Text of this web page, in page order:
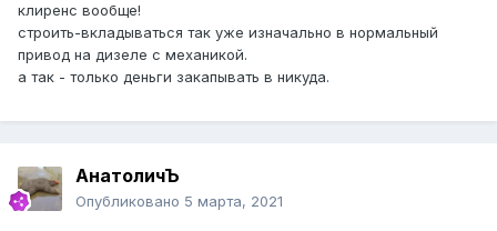
клиренс вообще!
строить-вкладываться так уже изначально в нормальный
привод на дизеле с механикой.
а так - только деньги закапывать в никуда.
АнатоличЪ
Опубликовано 5 марта, 2021